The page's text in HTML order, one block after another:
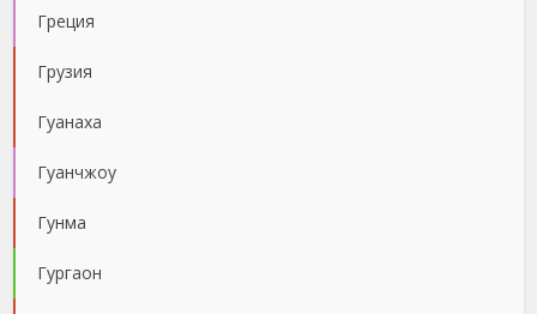
Греция
Грузия
Гуанаха
Гуанчжоу
Гунма
Гургаон